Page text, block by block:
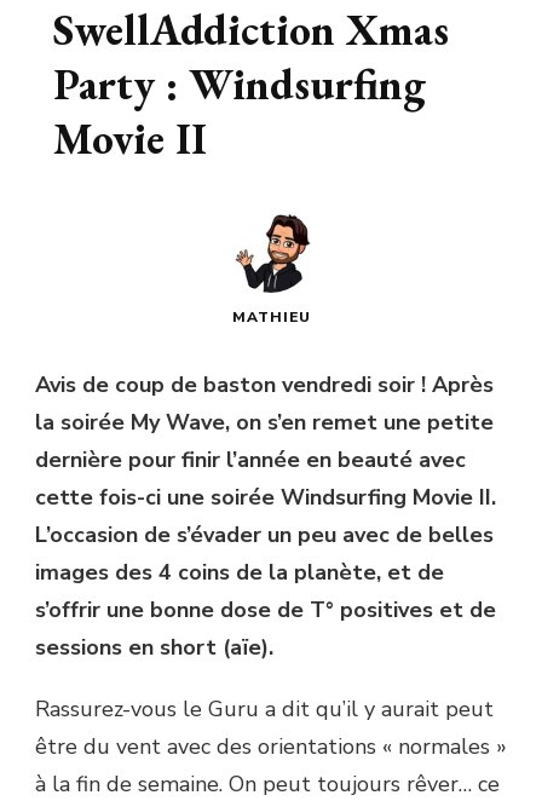
SwellAddiction Xmas
Party : Windsurfing
Movie II
MATHIEU
Avis de coup de baston vendredi soir ! Après
la soirée My Wave, on s’en remet une petite
dernière pour finir l’année en beauté avec
cette fois-ci une soirée Windsurfing Movie II.
L’occasion de s’évader un peu avec de belles
images des 4 coins de la planète, et de
s’offrir une bonne dose de T° positives et de
sessions en short (aïe).
Rassurez-vous le Guru a dit qu’il y aurait peut
être du vent avec des orientations « normales »
à la fin de semaine. On peut toujours rêver… ce